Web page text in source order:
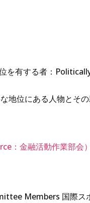
を有する者：
地位にある人物とそ
：金融活動作業部会）
Members 国際ス